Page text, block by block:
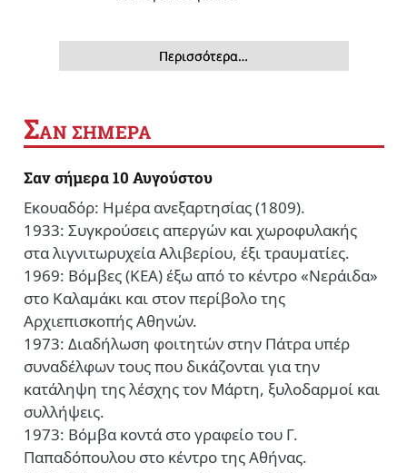
Περισσότερα…
ΣΑΝ ΣΗΜΕΡΑ
Σαν σήμερα 10 Αυγούστου
Εκουαδόρ: Ημέρα ανεξαρτησίας (1809).
1933: Συγκρούσεις απεργών και χωροφυλακής
στα λιγνιτωρυχεία Αλιβερίου, έξι τραυματίες.
1969: Βόμβες (ΚΕΑ) έξω από το κέντρο «Νεράιδα»
στο Καλαμάκι και στον περίβολο της
Αρχιεπισκοπής Αθηνών.
1973: Διαδήλωση φοιτητών στην Πάτρα υπέρ
συναδέλφων τους που δικάζονται για την
κατάληψη της λέσχης τον Μάρτη, ξυλοδαρμοί και
συλλήψεις.
1973: Βόμβα κοντά στο γραφείο του Γ.
Παπαδόπουλου στο κέντρο της Αθήνας.